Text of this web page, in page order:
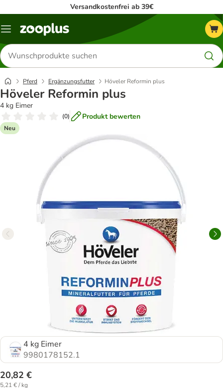
Versandkostenfrei ab 39€
Menü
Produkte
suchen
Pferd Ergänzungsfutter Höveler Reformin plus
Höveler Reformin plus
4 kg Eimer
(0) Produkt bewerten
Neu
4 kg Eimer
9980178152.1
20,82 €
5,21 € / kg